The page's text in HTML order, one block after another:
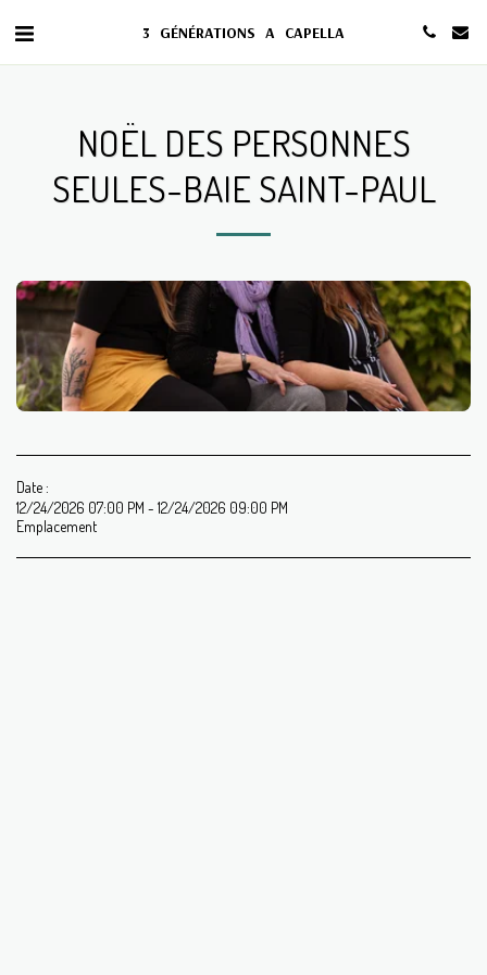
3 GÉNÉRATIONS A CAPELLA
NOËL DES PERSONNES
SEULES-BAIE SAINT-PAUL
Date :
12/24/2026 07:00 PM - 12/24/2026 09:00 PM
Emplacement